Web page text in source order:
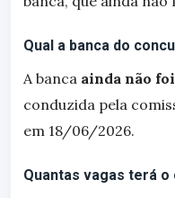
Qual a banca do
A banca ainda não
conduzida pela
em 18/06/2026.
Quantas vagas terá o